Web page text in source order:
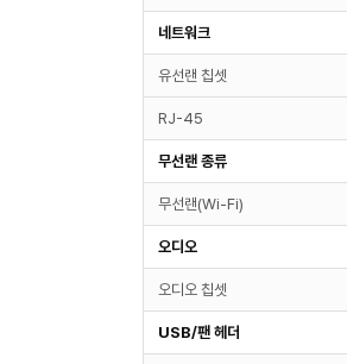
네트워크
유선랜 칩셋
RJ-45
무선랜 종류
무선랜(Wi-Fi)
오디오
오디오 칩셋
USB/팬 헤더